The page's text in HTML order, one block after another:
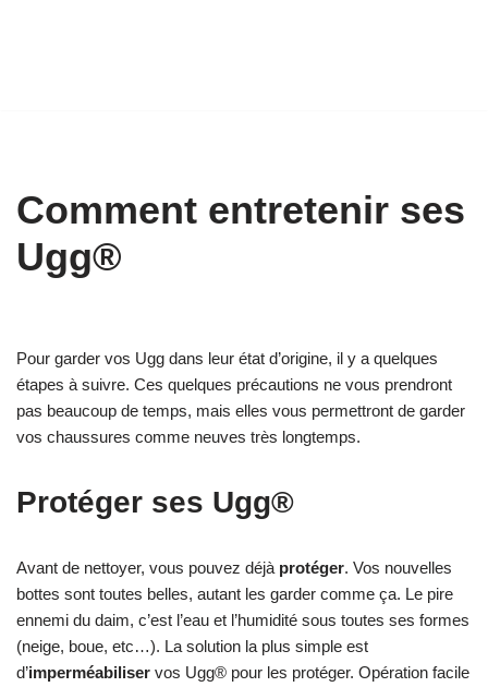
Comment entretenir ses
Ugg®
Pour garder vos Ugg dans leur état d’origine, il y a quelques
étapes à suivre. Ces quelques précautions ne vous prendront
pas beaucoup de temps, mais elles vous permettront de garder
vos chaussures comme neuves très longtemps.
Protéger ses Ugg®
Avant de nettoyer, vous pouvez déjà protéger. Vos nouvelles
bottes sont toutes belles, autant les garder comme ça. Le pire
ennemi du daim, c’est l’eau et l’humidité sous toutes ses formes
(neige, boue, etc…). La solution la plus simple est
d’imperméabiliser vos Ugg® pour les protéger. Opération facile